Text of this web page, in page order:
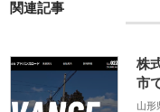
関連記事
株
市
山形